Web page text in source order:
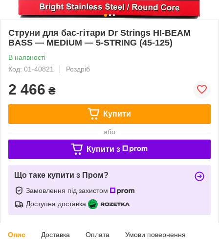
Струни для бас-гітари Dr Strings HI-BEAM
BASS — MEDIUM — 5-STRING (45-125)
В наявності
Код: 01-40821
Роздріб
2 466 ₴
Купити
або
Купити з
Що таке купити з Пром?
Замовлення під захистом
Доступна доставка
Опис Доставка Оплата Умови повернення